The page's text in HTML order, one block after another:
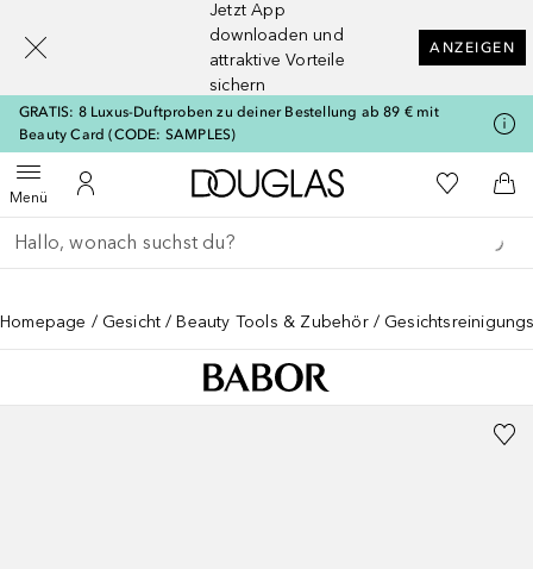
Jetzt App
downloaden und
attraktive Vorteile
sichern
ANZEIGEN
GRATIS: 8 Luxus-Duftproben zu deiner Bestellung ab 89 € mit
Beauty Card (CODE: SAMPLES)
MenüMenü öffnenZu Meinem Kundenkonto
Zur Douglas Startseite
Zu Meiner
Gehe zurück
Suche ausführen
Homepage Gesicht Beauty Tools & Zubehör
[navigation.slideout.screenreader]